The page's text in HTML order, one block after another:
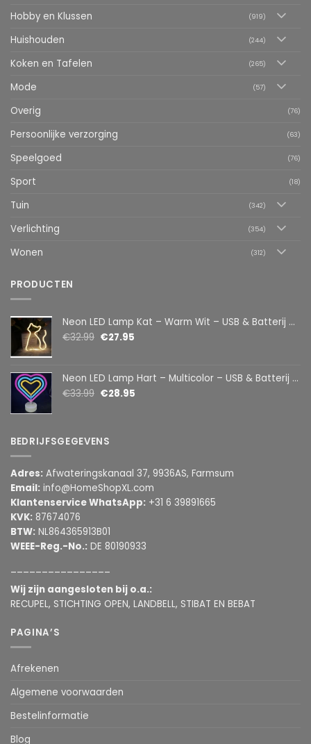
Hobby en Klussen (919)
Huishouden (244)
Koken en Tafelen (265)
Mode (57)
Overig (76)
Persoonlijke verzorging (63)
Speelgoed (76)
Sport (18)
Tuin (342)
Verlichting (354)
Wonen (312)
PRODUCTEN
Neon LED Lamp Kat – Warm Wit – USB & Batterij – Decoratieve Tafellamp voor Kinderkamer – 28,5 x 24,5 cm
€32.99 €27.95
Neon LED Lamp Hart – Multicolor – USB & Batterij – Hartvormige Sfeerlamp – Kinderkamer & Slaapkamer – 25,2 x 23 cm
€33.99 €28.95
BEDRIJFSGEGEVENS
Adres: Afwateringskanaal 37, 9936AS, Farmsum
Email: info@HomeShopXL.com
Klantenservice WhatsApp: +31 6 39891665
KVK: 87674076
BTW: NL864365913B01
WEEE-Reg.-No.: DE 80190933
Wij zijn aangesloten bij o.a.:
RECUPEL, STICHTING OPEN, LANDBELL, STIBAT EN BEBAT
PAGINA’S
Afrekenen
Algemene voorwaarden
Bestelinformatie
Blog